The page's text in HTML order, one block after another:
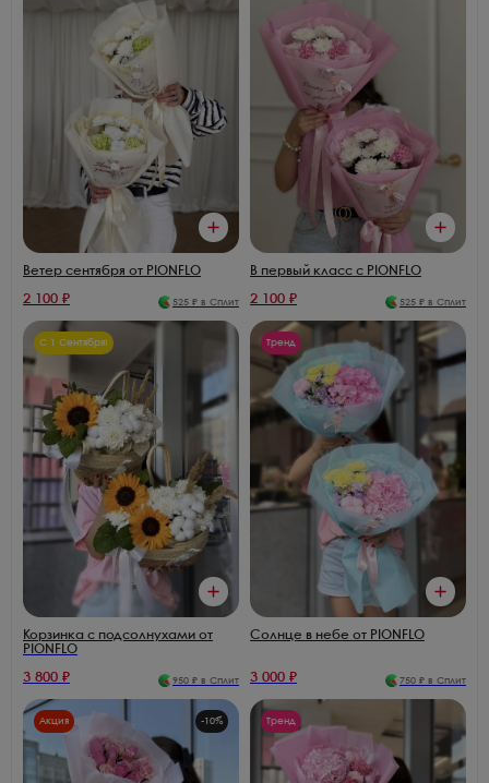
Ветер сентября от PIONFLO
2 100 ₽ 525 ₽ в Сплит
В первый класс с PIONFLO
2 100 ₽ 525 ₽ в Сплит
С 1 Сентября!
Корзинка с подсолнухами от
PIONFLO
3 800 ₽ 950 ₽ в Сплит
Тренд
Солнце в небе от PIONFLO
3 000 ₽ 750 ₽ в Сплит
Акция -10% Тренд